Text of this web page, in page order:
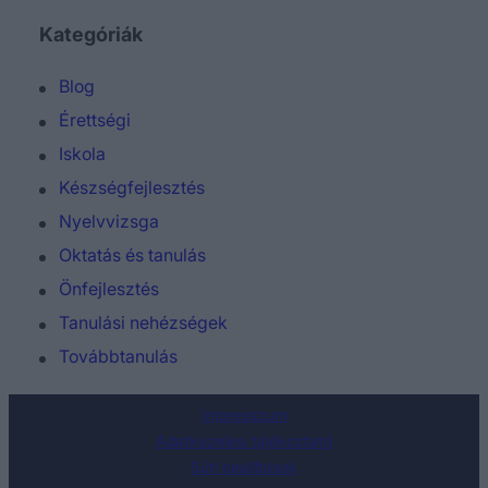
Kategóriák
Blog
Érettségi
Iskola
Készségfejlesztés
Nyelvvizsga
Oktatás és tanulás
Önfejlesztés
Tanulási nehézségek
Továbbtanulás
Impresszum
Adatkezelési tájékoztató
Süti beállítások